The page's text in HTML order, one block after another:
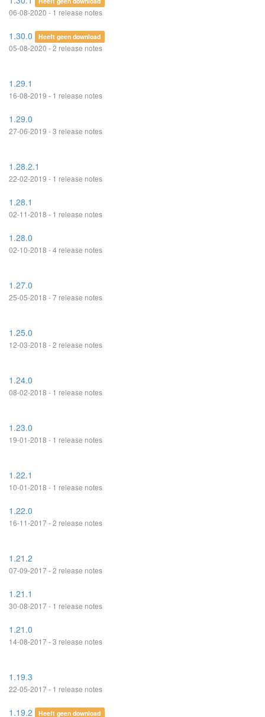
06-08-2020 - 1 release notes
1.30.0 Heeft geen download
05-08-2020 - 2 release notes
1.29.1
16-08-2019 - 1 release notes
1.29.0
27-06-2019 - 3 release notes
1.28.2.1
22-02-2019 - 1 release notes
1.28.1
02-11-2018 - 1 release notes
1.28.0
02-10-2018 - 4 release notes
1.27.0
25-05-2018 - 7 release notes
1.25.0
12-03-2018 - 2 release notes
1.24.0
08-02-2018 - 1 release notes
1.23.0
19-01-2018 - 1 release notes
1.22.1
10-01-2018 - 1 release notes
1.22.0
16-11-2017 - 2 release notes
1.21.2
07-09-2017 - 2 release notes
1.21.1
30-08-2017 - 1 release notes
1.21.0
14-08-2017 - 3 release notes
1.19.3
22-05-2017 - 1 release notes
1.19.2 Heeft geen download